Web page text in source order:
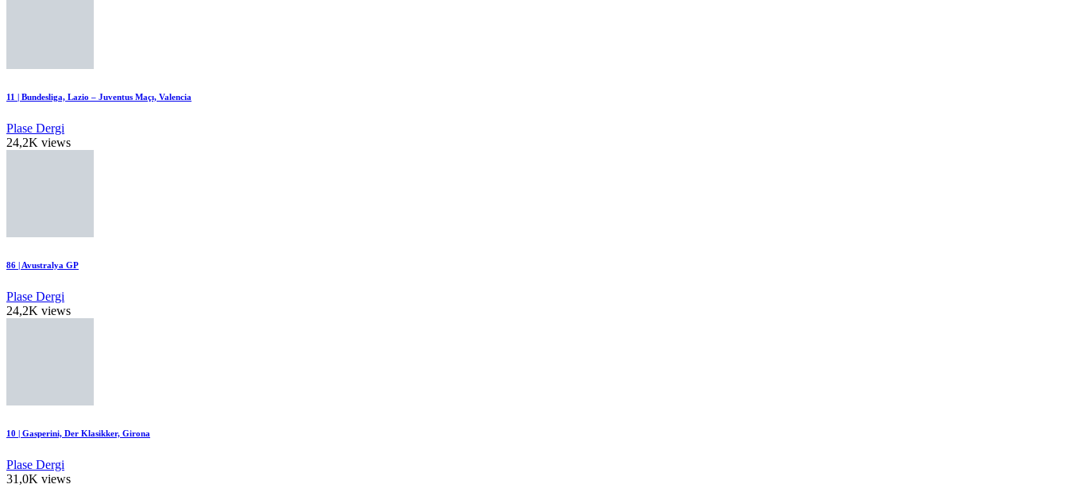
11 | Bundesliga, Lazio – Juventus Maçı, Valencia
Plase Dergi
24,2K views
86 | Avustralya GP
Plase Dergi
24,2K views
10 | Gasperini, Der Klasikker, Girona
Plase Dergi
31,0K views